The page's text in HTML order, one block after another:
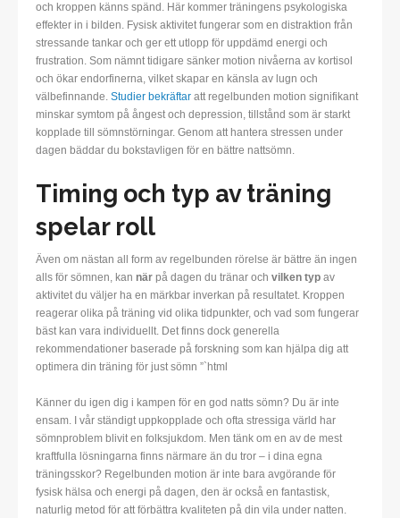
och kroppen känns spänd. Här kommer träningens psykologiska
effekter in i bilden. Fysisk aktivitet fungerar som en distraktion från
stressande tankar och ger ett utlopp för uppdämd energi och
frustration. Som nämnt tidigare sänker motion nivåerna av kortisol
och ökar endorfinerna, vilket skapar en känsla av lugn och
välbefinnande. Studier bekräftar att regelbunden motion signifikant
minskar symtom på ångest och depression, tillstånd som är starkt
kopplade till sömnstörningar. Genom att hantera stressen under
dagen bäddar du bokstavligen för en bättre nattsömn.
Timing och typ av träning
spelar roll
Även om nästan all form av regelbunden rörelse är bättre än ingen
alls för sömnen, kan när på dagen du tränar och vilken typ av
aktivitet du väljer ha en märkbar inverkan på resultatet. Kroppen
reagerar olika på träning vid olika tidpunkter, och vad som fungerar
bäst kan vara individuellt. Det finns dock generella
rekommendationer baserade på forskning som kan hjälpa dig att
optimera din träning för just sömn ”`html
Känner du igen dig i kampen för en god natts sömn? Du är inte
ensam. I vår ständigt uppkopplade och ofta stressiga värld har
sömnproblem blivit en folksjukdom. Men tänk om en av de mest
kraftfulla lösningarna finns närmare än du tror – i dina egna
träningsskor? Regelbunden motion är inte bara avgörande för
fysisk hälsa och energi på dagen, den är också en fantastisk,
naturlig metod för att förbättra kvaliteten på din vila under natten.